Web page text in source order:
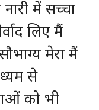
में सच्चा
लिए मैं
मेरा मैं
से
को भी